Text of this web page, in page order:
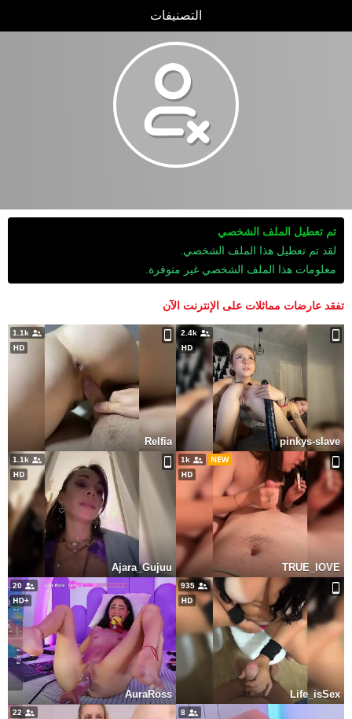
تم تعطيل الملف الشخصي
لقد تم تعطيل هذا الملف الشخصي.
معلومات هذا الملف الشخصي غير متوفرة.
تفقد عارضات مماثلات على الإنترنت الآن
2.4k
pinkys-slave
1.1k
Relfia
1k
TRUE_IOVE
1.1k
Ajara_Gujuu
935
Life_isSex
20
AuraRoss
8
22
التصنيفات